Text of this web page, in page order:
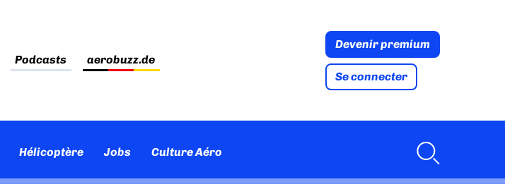
Podcasts aerobuzz.de
Devenir premium
Se connecter
Hélicoptère Jobs Culture Aéro